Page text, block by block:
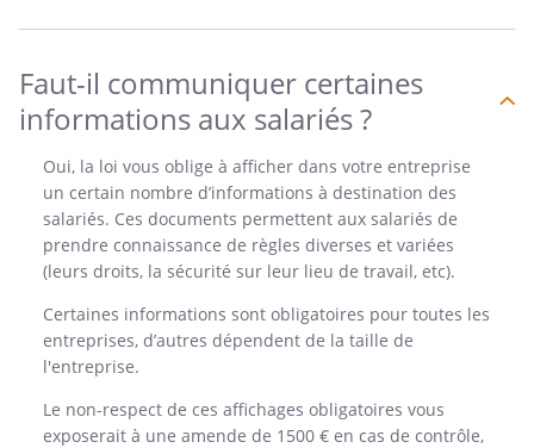
Faut-il communiquer certaines
informations aux salariés ?
Oui, la loi vous oblige à afficher dans votre entreprise
un certain nombre d’informations à destination des
salariés. Ces documents permettent aux salariés de
prendre connaissance de règles diverses et variées
(leurs droits, la sécurité sur leur lieu de travail, etc).
Certaines informations sont obligatoires pour toutes les
entreprises, d’autres dépendent de la taille de
l'entreprise.
Le non-respect de ces affichages obligatoires vous
exposerait à une amende de 1500 € en cas de contrôle,